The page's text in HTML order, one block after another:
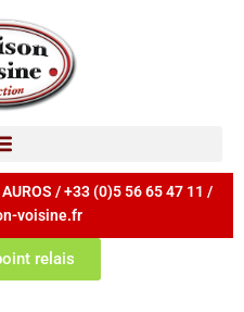
/ +33 (0)5 56 65 47 11 /
voisine.fr
relais